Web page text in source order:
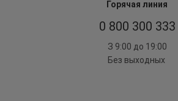
Горячая линия
0 800 300 333
З 9:00 до 19:00
Без выходных